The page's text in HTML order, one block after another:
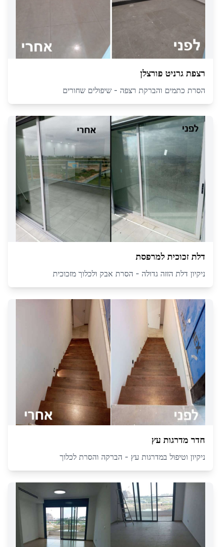
רצפת גרניט פורצלן
הסרת כתמים והברקת רצפה - שיפולים שחורים
דלת זכוכית למרפסת
ניקיון דלת הזזה גדולה - הסרת אבק ולכלוך מזכוכית
חדר מדרגות עץ
ניקיון וטיפול במדרגות עץ - הברקה והסרת לכלוך